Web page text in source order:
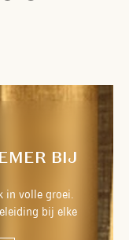
BIJ
in volle groei.
bij elke